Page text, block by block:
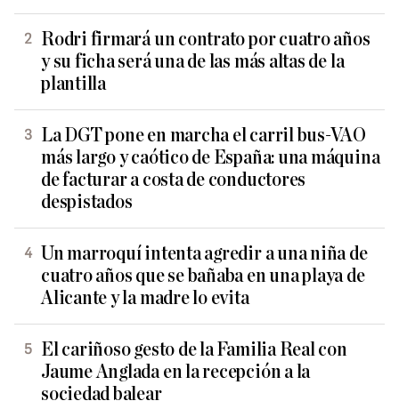
Rodri firmará un contrato por cuatro años
y su ficha será una de las más altas de la
plantilla
La DGT pone en marcha el carril bus-VAO
más largo y caótico de España: una máquina
de facturar a costa de conductores
despistados
Un marroquí intenta agredir a una niña de
cuatro años que se bañaba en una playa de
Alicante y la madre lo evita
El cariñoso gesto de la Familia Real con
Jaume Anglada en la recepción a la
sociedad balear